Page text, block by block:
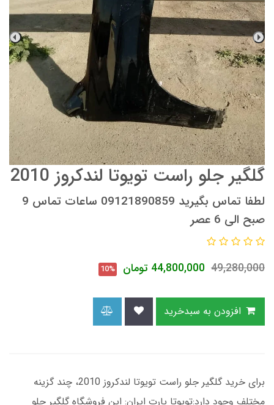
گلگیر جلو راست تویوتا لندکروز 2010
لطفا تماس بگیرید 09121890859 ساعات تماس 9
صبح الی 6 عصر
49,280,000
44,800,000 تومان 10%
برای خرید گلگیر جلو راست تویوتا لندکروز 2010، چند گزینه
مختلف وجود دارد:تویوتا پارت ایران: این فروشگاه گلگیر جلو